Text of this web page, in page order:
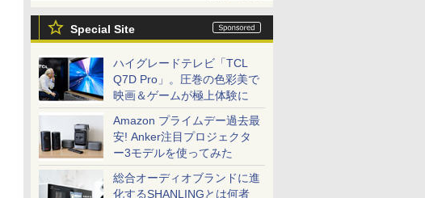
Special Site
ハイグレードテレビ「TCL
Q7D Pro」。圧巻の色彩美で
映画＆ゲームが極上体験に
Amazon プライムデー過去最
安! Anker注目プロジェクタ
ー3モデルを使ってみた
総合オーディオブランドに進
化するSHANLINGとは何者